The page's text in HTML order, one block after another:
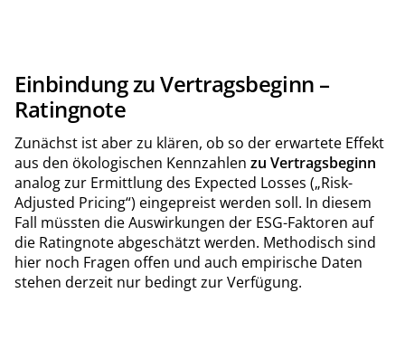
Einbindung zu Vertragsbeginn –
Ratingnote
Zunächst ist aber zu klären, ob so der erwartete Effekt
aus den ökologischen Kennzahlen zu Vertragsbeginn
analog zur Ermittlung des Expected Losses („Risk-
Adjusted Pricing“) eingepreist werden soll. In diesem
Fall müssten die Auswirkungen der ESG-Faktoren auf
die Ratingnote abgeschätzt werden. Methodisch sind
hier noch Fragen offen und auch empirische Daten
stehen derzeit nur bedingt zur Verfügung.